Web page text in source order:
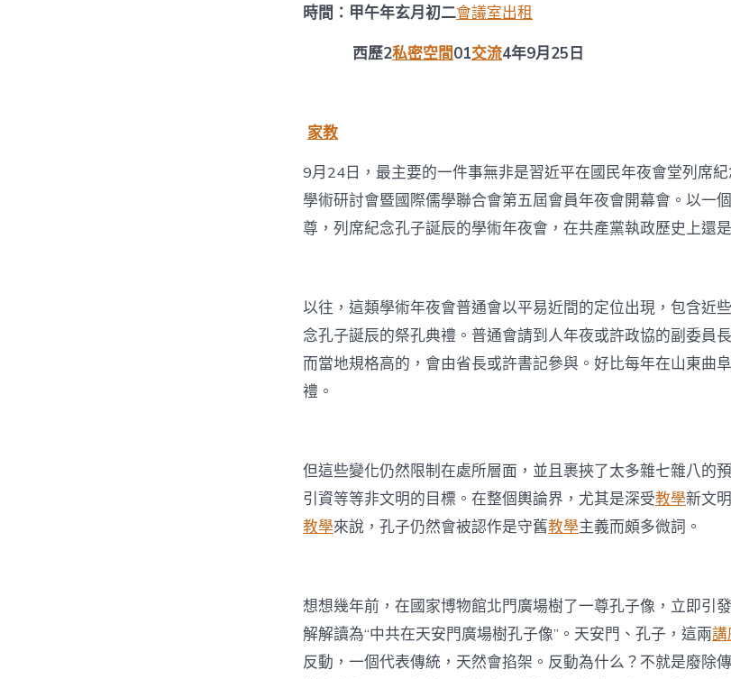
時間：甲午年玄月初二會議室出租
西歷2私密空間01交流4年9月25日
家教
9月24日，最主要的一件事無非是習近平在國民年夜會堂列席
學術研討會暨國際儒學聯合會第五屆會員年夜會開幕會。以一
尊，列席紀念孔子誕辰的學術年夜會，在共產黨執政歷史上還
以往，這類學術年夜會普通會以平易近間的定位出現，包含近
念孔子誕辰的祭孔典禮。普通會請到人年夜或許政協的副委員
而當地規格高的，會由省長或許書記參與。好比每年在山東曲
禮。
但這些變化仍然限制在處所層面，並且裹挾了太多雜七雜八的
引資等等非文明的目標。在整個輿論界，尤其是深受教學新文
教學來說，孔子仍然會被認作是守舊教學主義而頗多微詞。
想想幾年前，在國家博物館北門廣場樹了一尊孔子像，立即引
解解讀為“中共在天安門廣場樹孔子像”。天安門、孔子，這兩
反動，一個代表傳統，天然會掐架。反動為什么？不就是廢除